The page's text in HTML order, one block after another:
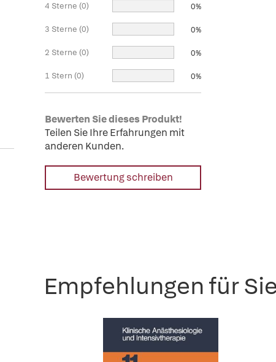
4 Sterne (0) 0%
3 Sterne (0) 0%
2 Sterne (0) 0%
1 Stern (0) 0%
Bewerten Sie dieses Produkt!
Teilen Sie Ihre Erfahrungen mit
anderen Kunden.
Bewertung schreiben
Empfehlungen für Sie